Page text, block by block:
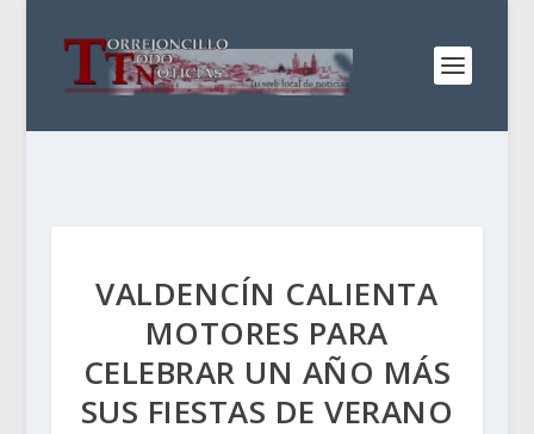
VALDENCÍN CALIENTA
MOTORES PARA
CELEBRAR UN AÑO MÁS
SUS FIESTAS DE VERANO